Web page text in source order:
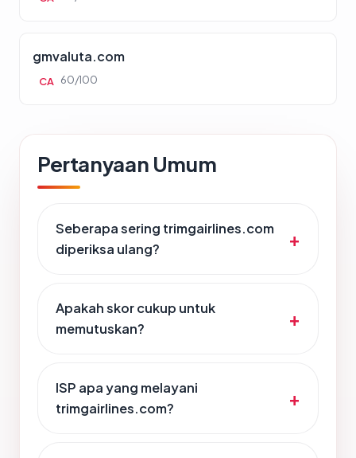
gmvaluta.com
CA 60/100
Pertanyaan Umum
Seberapa sering trimgairlines.com
diperiksa ulang?
Apakah skor cukup untuk
memutuskan?
ISP apa yang melayani
trimgairlines.com?